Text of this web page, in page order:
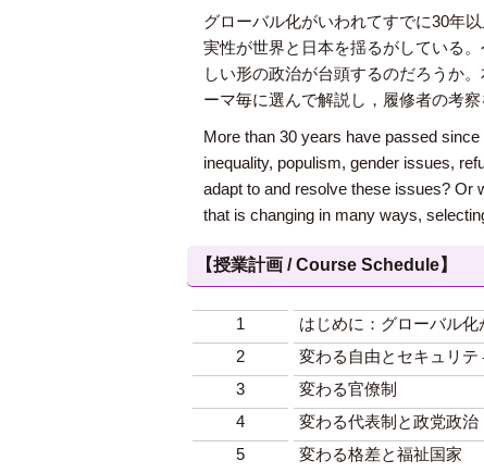
グローバル化がいわれてすでに30年
実性が世界と日本を揺るがしている
しい形の政治が台頭するのだろうか
ーマ毎に選んで解説し，履修者の考察
More than 30 years have passed
inequality, populism, gender issues,
adapt to and resolve these issues? Or
that is changing in many ways,
【授業計画 / Course Schedule】
1
はじめに：グローバル化
2
変わる自由とセキュリテ
3
変わる官僚制
4
変わる代表制と政党政治
5
変わる格差と福祉国家